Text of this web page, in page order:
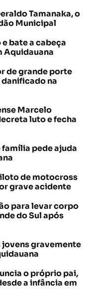
Tamanaka, o
Municipal
e bate a cabeça
Aquidauana
de grande porte
na
Marcelo
luto e fecha
pede ajuda
de motocross
grave acidente
para levar corpo
do Sul após
gravemente
o próprio pai,
a infância em